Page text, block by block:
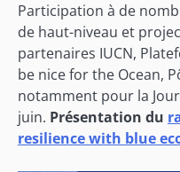
Participation à de
de haut-niveau et
partenaires IUCN,
be nice for the Ocean,
notamment pour la
juin. Présentation du
resilience with blue